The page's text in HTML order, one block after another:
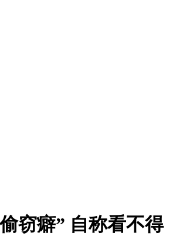
窃癖” 自称看不得